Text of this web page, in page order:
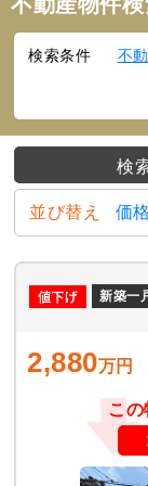
検索条件 不
検
並び替え 価格
新築一
2,880万円
こ